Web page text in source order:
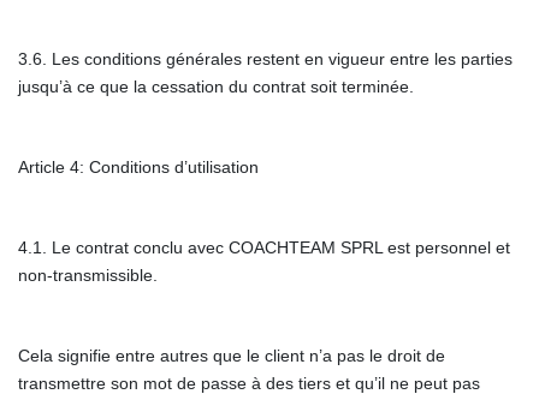
3.6. Les conditions générales restent en vigueur entre les parties
jusqu’à ce que la cessation du contrat soit terminée.
Article 4: Conditions d’utilisation
4.1. Le contrat conclu avec COACHTEAM SPRL est personnel et
non-transmissible.
Cela signifie entre autres que le client n’a pas le droit de
transmettre son mot de passe à des tiers et qu’il ne peut pas